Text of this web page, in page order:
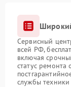
Сервисный
всей РФ,
включая
статус ремонта
службы техники